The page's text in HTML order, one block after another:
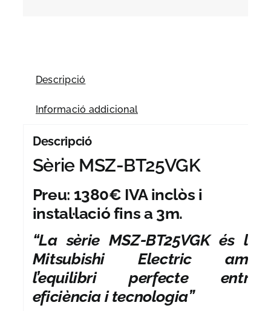
Descripció
Informació addicional
Descripció
Sèrie MSZ-BT25VGK
Preu: 1380€ IVA inclòs i
instal·lació fins a 3m.
“La sèrie MSZ-BT25VGK és la
Mitsubishi Electric amb
l’equilibri perfecte entre
eficiència i tecnologia”